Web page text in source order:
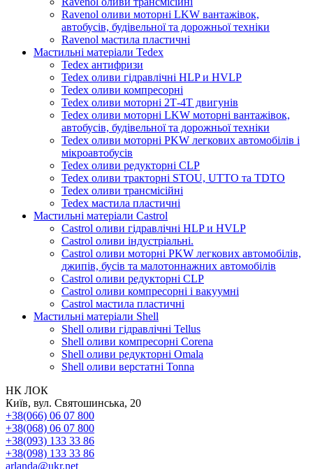
Ravenol оливи моторні LKW вантажівок,
автобусів, будівельної та дорожньої техніки
Ravenol мастила пластичні
Мастильні матеріали Tedex
Tedex антифризи
Tedex оливи гідравлічні HLP и HVLP
Tedex оливи компресорні
Tedex оливи моторні 2Т-4Т двигунів
Tedex оливи моторні LKW моторні вантажівок,
автобусів, будівельної та дорожньої техніки
Tedex оливи моторні PKW легкових автомобілів і
мікроавтобусів
Tedex оливи редукторні CLP
Tedex оливи тракторні STOU, UTTO та TDTO
Tedex оливи трансмісійні
Tedex мастила пластичні
Мастильні матеріали Castrol
Castrol оливи гідравлічні HLP и HVLP
Castrol оливи індустріальні.
Castrol оливи моторні PKW легкових автомобілів,
джипів, бусів та малотоннажних автомобілів
Castrol оливи редукторні CLP
Castrol оливи компресорні і вакуумні
Castrol мастила пластичні
Мастильні матеріали Shell
Shell оливи гідравлічні Tellus
Shell оливи компресорні Corena
Shell оливи редукторні Omala
Shell оливи верстатні Tonna
НК ЛОК
Київ, вул. Святошинська, 20
+38(066) 06 07 800
+38(068) 06 07 800
+38(093) 133 33 86
+38(098) 133 33 86
arlanda@ukr.net